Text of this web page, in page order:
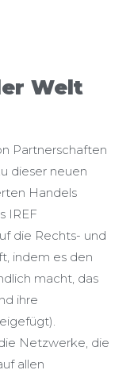
Welt
Partnerschaften
dieser neuen
Handels
IREF
die Rechts- und
indem es den
macht, das
ihre
Netzwerke, die
allen